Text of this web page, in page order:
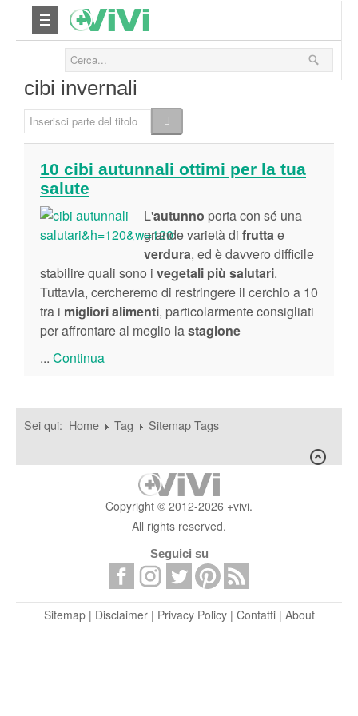
Salute
Fitness
Relax
Viaggi & Vacanze
cibi invernali
Inserisci parte del titolo
10 cibi autunnali ottimi per la tua
salute
L'autunno porta con sé una
grande varietà di fruttae
verdura, ed è davvero difficile
stabilire quali sono i vegetali più salutari.
Tuttavia, cercheremo di restringere il cerchio a 10
tra i migliorialimenti, particolarmente consigliati
per affrontare al meglio lastagione
... Continua
Sei qui: Home Tag Sitemap Tags
Copyright © 2012-2026 +vivi.
All rights reserved.
Seguici su
Sitemap| Disclaimer| Privacy Policy| Contatti| About